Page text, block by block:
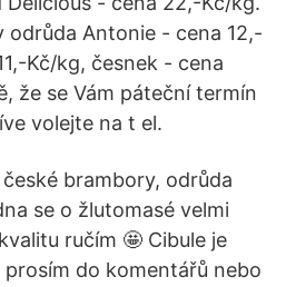
odrůda Antonie - cena 12,-
Kč/kg, česnek - cena
že se Vám páteční termín
volejte na t el.
brambory, odrůda
se o žlutomasé velmi
ručím 🤩 Cibule je
do komentářů nebo